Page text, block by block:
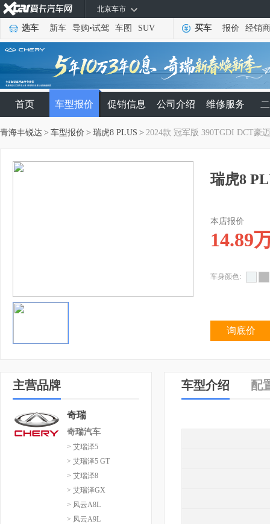
北京车市
选车 新车 导购•试驾 车图 SUV 买车 报价 经销商
首页 车型报价 促销信息 公司介绍 维修服务
青海丰锐达 > 车型报价 > 瑞虎8 PLUS > 2024款 冠军版 390TGDI DCT豪
瑞虎8
本店报价
14.89
车身颜色:
询底价
主营品牌
奇瑞
奇瑞汽车
> 艾瑞泽5
> 艾瑞泽5 GT
> 艾瑞泽8
> 艾瑞泽GX
> 风云A8L
> 风云A9L
车型介绍 配